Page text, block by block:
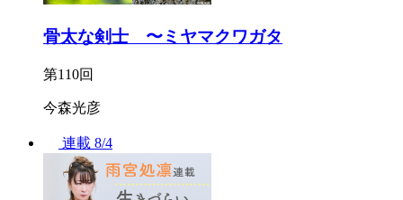
骨太な剣士 〜ミヤマクワガタ
第110回
今森光彦
連載 8/4